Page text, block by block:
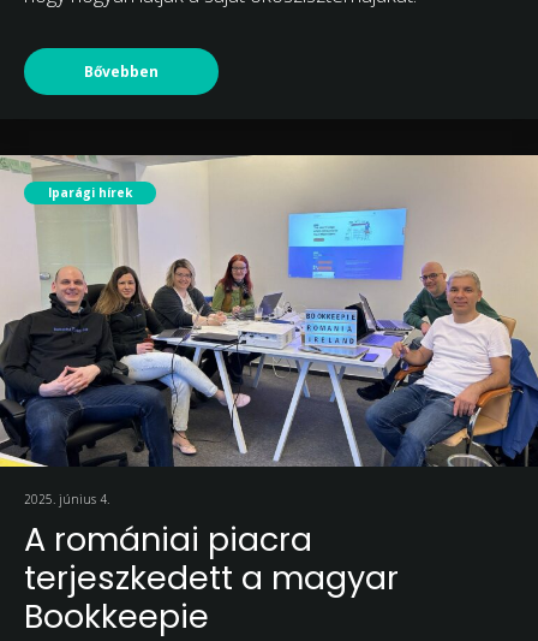
Bővebben
Iparági hírek
2025. június 4.
A romániai piacra
terjeszkedett a magyar
Bookkeepie